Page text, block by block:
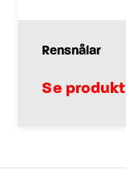
Rensnålar
Se produkt